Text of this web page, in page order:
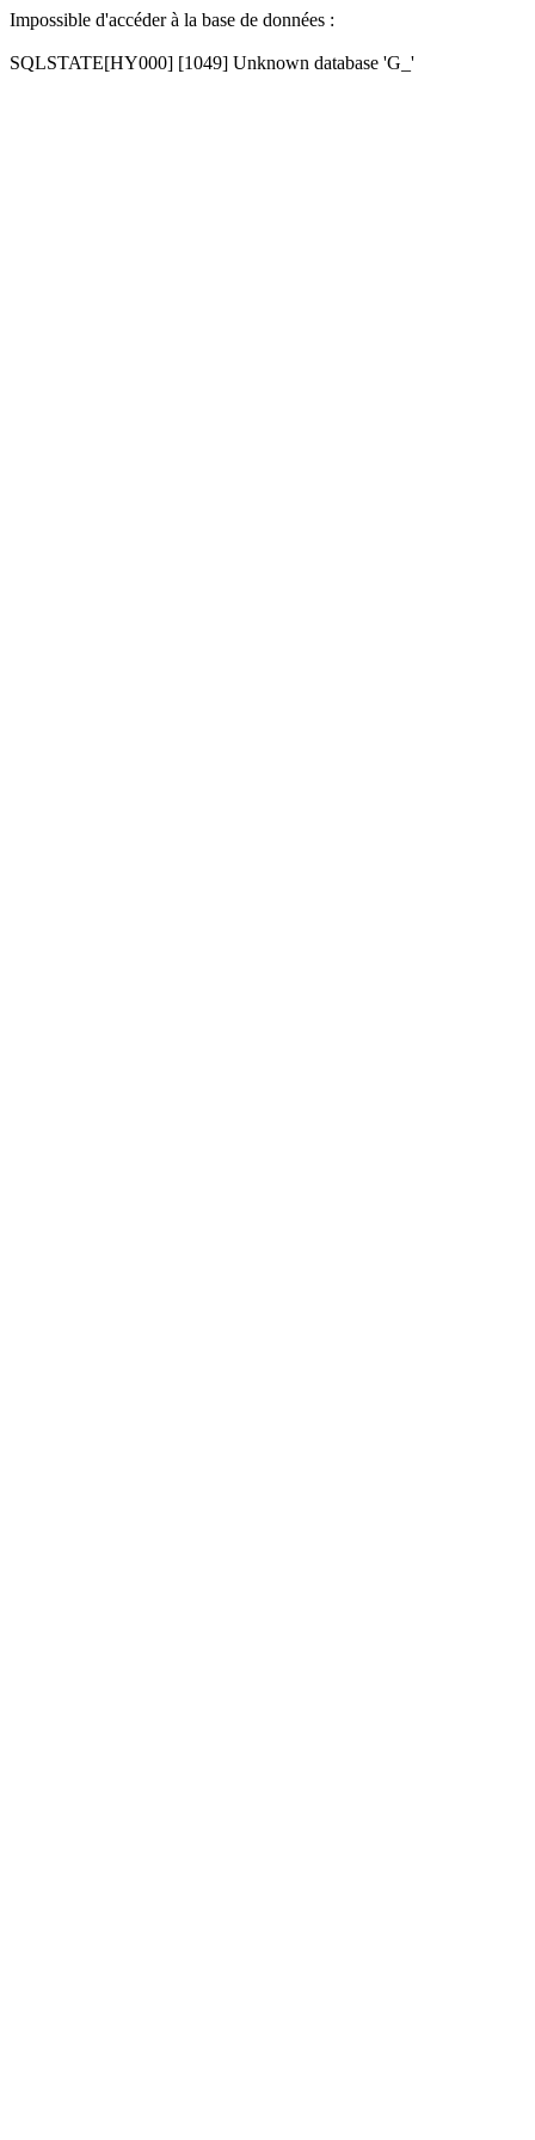
Impossible d'accéder à la base de données :
SQLSTATE[HY000] [1049] Unknown database 'G_'